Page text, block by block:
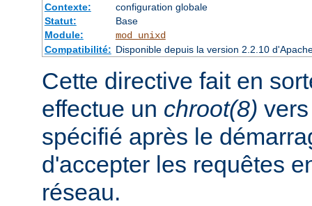
Contexte:
configuration globale
Statut:
Base
Module:
mod_unixd
Compatibilité: Disponible depuis la version 2.2.10
Cette directive fait en
effectue un chroot(8)
spécifié après le
d'accepter les requêtes
réseau.